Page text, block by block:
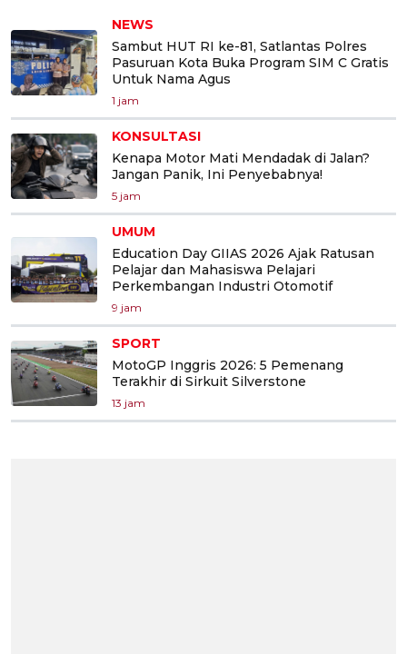
NEWS
Sambut HUT RI ke-81, Satlantas Polres
Pasuruan Kota Buka Program SIM C Gratis
Untuk Nama Agus
1 jam
KONSULTASI
Kenapa Motor Mati Mendadak di Jalan?
Jangan Panik, Ini Penyebabnya!
5 jam
UMUM
Education Day GIIAS 2026 Ajak Ratusan
Pelajar dan Mahasiswa Pelajari
Perkembangan Industri Otomotif
9 jam
SPORT
MotoGP Inggris 2026: 5 Pemenang
Terakhir di Sirkuit Silverstone
13 jam